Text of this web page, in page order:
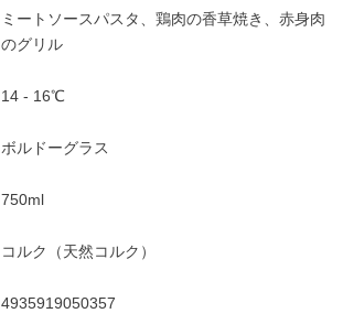
ミートソースパスタ、鶏肉の香草焼き、赤身肉
のグリル
14 - 16℃
ボルドーグラス
750ml
コルク（天然コルク）
4935919050357